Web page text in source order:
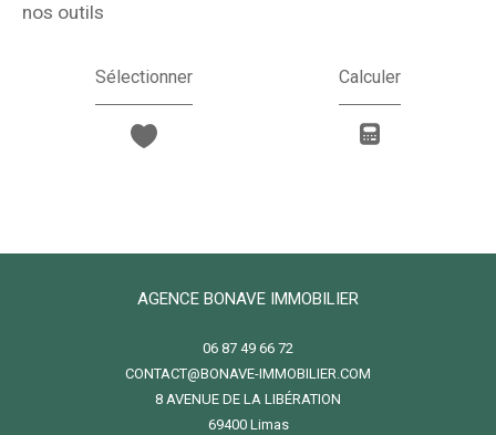
nos outils
Sélectionner Calculer
AGENCE BONAVE IMMOBILIER
06 87 49 66 72
CONTACT@BONAVE-IMMOBILIER.COM
8 AVENUE DE LA LIBÉRATION
69400
limas